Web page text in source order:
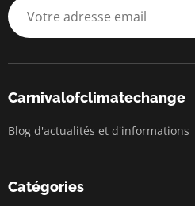
Carnivalofclimatechange
Blog d'actualités et d'informations
Catégories